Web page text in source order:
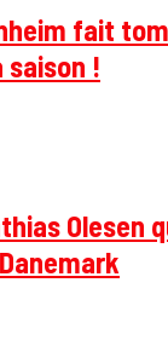
fait
saison !
Olesen